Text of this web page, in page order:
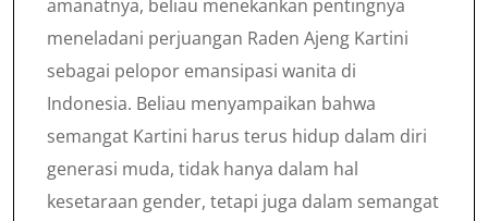
amanatnya, beliau menekankan pentingnya
meneladani perjuangan Raden Ajeng Kartini
sebagai pelopor emansipasi wanita di
Indonesia. Beliau menyampaikan bahwa
semangat Kartini harus terus hidup dalam diri
generasi muda, tidak hanya dalam hal
kesetaraan gender, tetapi juga dalam semangat